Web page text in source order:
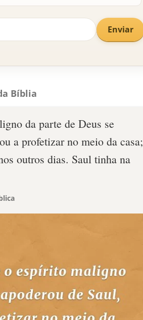
Enviar
Bíblia
da parte de Deus se
a profetizar no meio da casa;
outros dias. Saul tinha na